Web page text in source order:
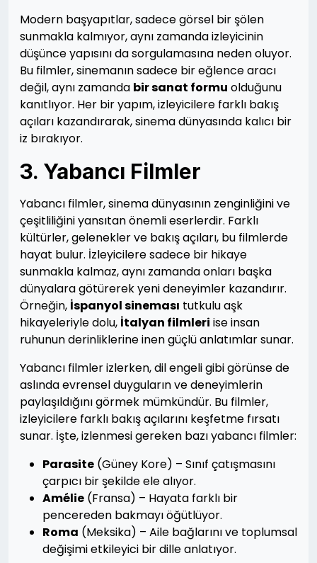
Modern başyapıtlar, sadece görsel bir şölen
sunmakla kalmıyor, aynı zamanda izleyicinin
düşünce yapısını da sorgulamasına neden oluyor.
Bu filmler, sinemanın sadece bir eğlence aracı
değil, aynı zamanda bir sanat formu olduğunu
kanıtlıyor. Her bir yapım, izleyicilere farklı bakış
açıları kazandırarak, sinema dünyasında kalıcı bir
iz bırakıyor.
3. Yabancı Filmler
Yabancı filmler, sinema dünyasının zenginliğini ve
çeşitliliğini yansıtan önemli eserlerdir. Farklı
kültürler, gelenekler ve bakış açıları, bu filmlerde
hayat bulur. İzleyicilere sadece bir hikaye
sunmakla kalmaz, aynı zamanda onları başka
dünyalara götürerek yeni deneyimler kazandırır.
Örneğin, İspanyol sineması tutkulu aşk
hikayeleriyle dolu, İtalyan filmleri ise insan
ruhunun derinliklerine inen güçlü anlatımlar sunar.
Yabancı filmler izlerken, dil engeli gibi görünse de
aslında evrensel duyguların ve deneyimlerin
paylaşıldığını görmek mümkündür. Bu filmler,
izleyicilere farklı bakış açılarını keşfetme fırsatı
sunar. İşte, izlenmesi gereken bazı yabancı filmler:
Parasite (Güney Kore) – Sınıf çatışmasını
çarpıcı bir şekilde ele alıyor.
Amélie (Fransa) – Hayata farklı bir
pencereden bakmayı öğütlüyor.
Roma (Meksika) – Aile bağlarını ve toplumsal
değişimi etkileyici bir dille anlatıyor.